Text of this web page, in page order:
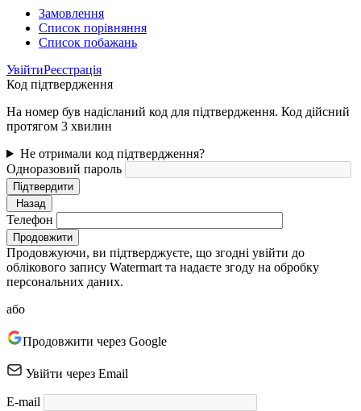
Замовлення
Cписок порівняння
Список побажань
УвійтиРеєстрація
Код підтвердження
На номер був надісланий код для підтвердження. Код дійсний
протягом 3 хвилин
Не отримали код підтвердження?
Одноразовий пароль
Підтвердити
Назад
Телефон
Продовжити
Продовжуючи, ви підтверджуєте, що згодні увійти до
облікового запису Watermart та надаєте згоду на обробку
персональних даних.
або
Продовжити через Google
Увійти через Email
E-mail